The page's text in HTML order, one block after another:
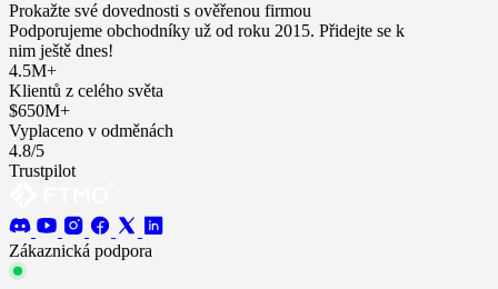
Prokažte své dovednosti s ověřenou firmou
Podporujeme obchodníky už od roku 2015. Přidejte se k
nim ještě dnes!
4.5M+
Klientů z celého světa
$650M+
Vyplaceno v odměnách
4.8/5
Trustpilot
Zákaznická podpora